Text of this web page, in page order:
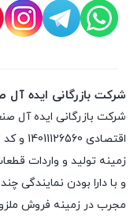
شرکت بازرگانی ایده آل
شرکت بازرگانی ایده آل
و با دارا بودن نمایندگی
مجرب در زمینه فروش